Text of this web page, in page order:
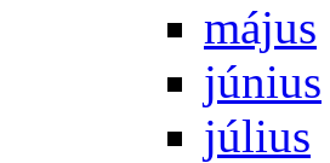
má­jus
jú­ni­us
jú­li­us